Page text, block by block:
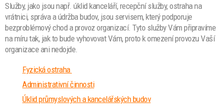
Služby, jako jsou např. úklid kanceláří, recepční služby, ostraha na
vrátnici, správa a údržba budov, jsou servisem, který podporuje
bezproblémový chod a provoz organizací. Tyto služby Vám připravíme
na míru tak, jak to bude vyhovovat Vám, proto k omezení provozu Vaší
organizace ani nedojde.
Fyzická ostraha
Administrativní činnosti
Úklid průmyslových a kancelářských budov